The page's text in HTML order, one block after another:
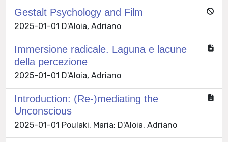
Gestalt Psychology and Film
2025-01-01 D'Aloia, Adriano
Immersione radicale. Laguna e lacune
della percezione
2025-01-01 D'Aloia, Adriano
Introduction: (Re-)mediating the
Unconscious
2025-01-01 Poulaki, Maria; D'Aloia, Adriano